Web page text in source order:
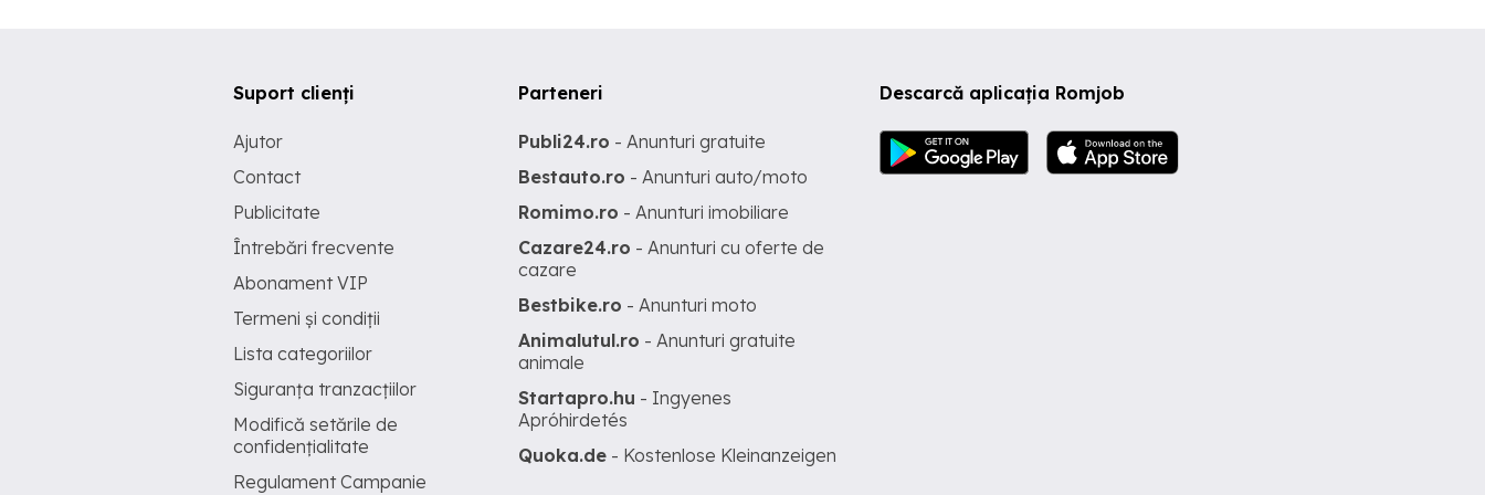
Descarcă aplicația Romjob
Suport clienți
Ajutor
Contact
Publicitate
Întrebări frecvente
Abonament VIP
Termeni și condiții
Lista categoriilor
Siguranța tranzacțiilor
Modifică setările de
confidențialitate
Regulament Campanie
Parteneri
Publi24.ro - Anunturi gratuite
Bestauto.ro - Anunturi auto/moto
Romimo.ro - Anunturi imobiliare
Cazare24.ro - Anunturi cu oferte de
cazare
Bestbike.ro - Anunturi moto
Animalutul.ro - Anunturi gratuite
animale
Startapro.hu - Ingyenes
Apróhirdetés
Quoka.de - Kostenlose Kleinanzeigen